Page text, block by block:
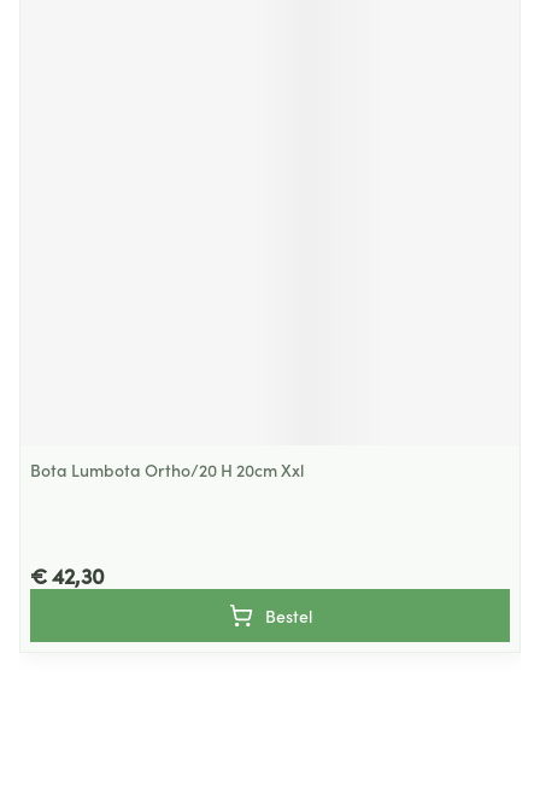
Bota Lumbota Ortho/20 H 20cm Xxl
€ 42,30
Bestel